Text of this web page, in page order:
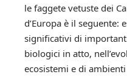
le faggete vetuste dei
d’Europa è il seguente:
significativi di
biologici in atto,
ecosistemi e di